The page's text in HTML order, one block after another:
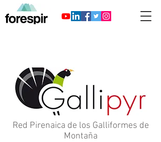
Red Pirenaica de los Galliformes de
Montaña